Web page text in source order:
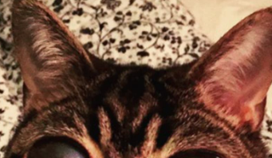
KORONAVIRUS
VESMÍR
MARS
VÁLKA VE
VIETNAMU
VÁLEČNÉ
SERIÁLY